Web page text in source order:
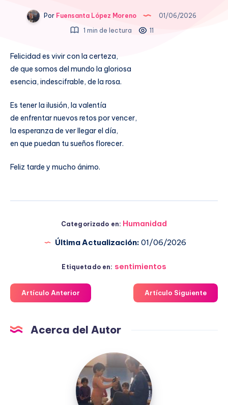
PorFuensanta López Moreno
01/06/2026
1 min de lectura
11
Felicidad es vivir con la certeza,
de que somos del mundo la gloriosa
esencia, indescifrable, de la rosa.
Es tener la ilusión, la valentía
de enfrentar nuevos retos por vencer,
la esperanza de ver llegar el día,
en que puedan tu sueños florecer.
Feliz tarde y mucho ánimo.
Categorizado en: Humanidad
Última Actualización: 01/06/2026
Etiquetado en: sentimientos
Artículo Anterior Artículo Siguiente
Acerca del Autor
Fuensanta
López
Moreno